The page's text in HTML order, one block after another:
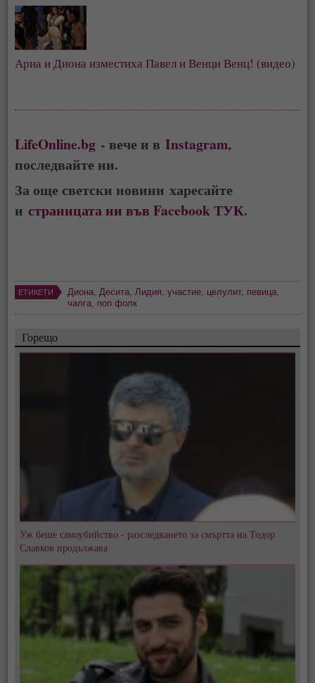
Ариа и Диона изместиха Павел и Венци Венц! (видео)
LifeOnline.bg - вече и вInstagram,
последвайте ни.
За още светски новини харесайте
истраницата ни във Facebook ТУК.
ЕТИКЕТИ Диона Десита Лидия ,участие целулит, певица
чалга поп фолк
Горещо
Уж беше самоубийство - разследването за смъртта на Тодор
Славков продължава